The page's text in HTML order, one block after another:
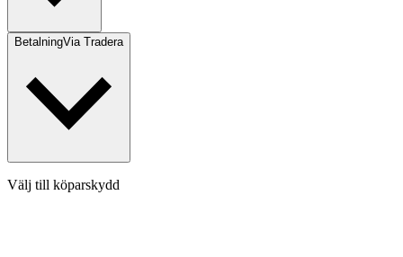
BetalningVia Tradera
Välj till köparskydd